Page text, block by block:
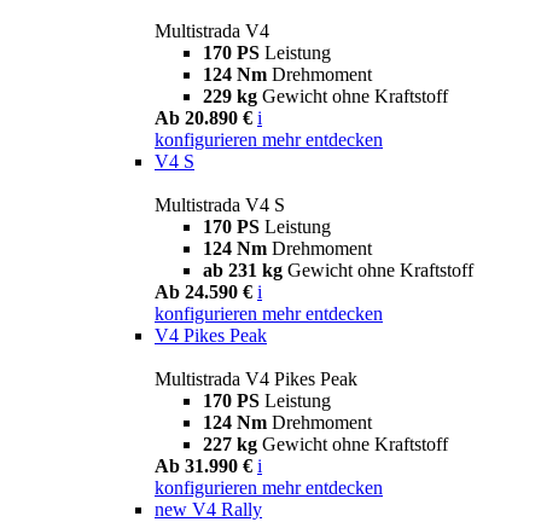
Multistrada V4
170 PS Leistung
124 Nm Drehmoment
229 kg Gewicht ohne Kraftstoff
Ab 20.890 € i
konfigurieren mehr entdecken
V4 S
Multistrada V4 S
170 PS Leistung
124 Nm Drehmoment
ab 231 kg Gewicht ohne Kraftstoff
Ab 24.590 € i
konfigurieren mehr entdecken
V4 Pikes Peak
Multistrada V4 Pikes Peak
170 PS Leistung
124 Nm Drehmoment
227 kg Gewicht ohne Kraftstoff
Ab 31.990 € i
konfigurieren mehr entdecken
new V4 Rally